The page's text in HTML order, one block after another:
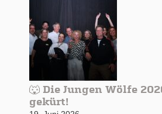
🐺 Die Jungen Wölfe
gekürt!